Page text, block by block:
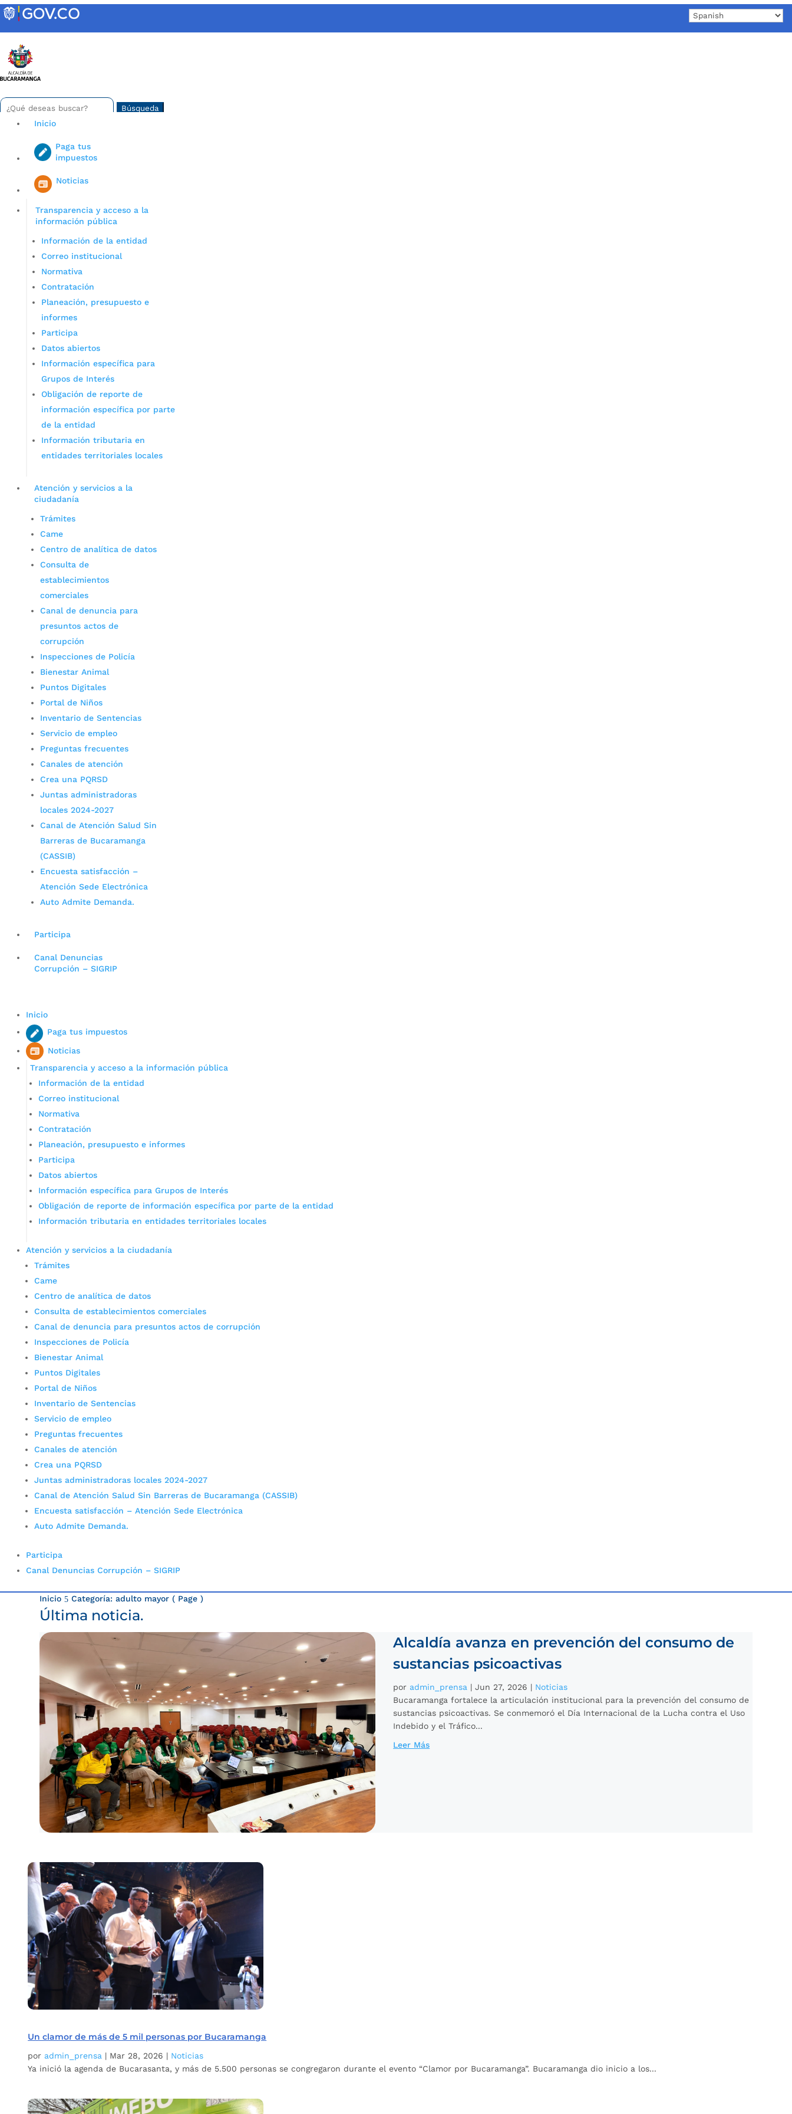
Skip
to
Buscar:
Search
for...
Iniciar sesión en gov co
Inicio
Paga tus
impuestos
Noticias
Transparencia y acceso a la
información pública
Información de la entidad
Correo institucional
Normativa
Contratación
Planeación, presupuesto e
informes
Participa
Datos abiertos
Información específica para
Grupos de Interés
Obligación de reporte de
información específica por parte
de la entidad
Información tributaria en
entidades territoriales locales
Atención y servicios a la
ciudadanía
Trámites
Came
Centro de analítica de datos
Consulta de
establecimientos
comerciales
Canal de denuncia para
presuntos actos de
corrupción
Inspecciones de Policía
Bienestar Animal
Puntos Digitales
Portal de Niños
Inventario de Sentencias
Servicio de empleo
Preguntas frecuentes
Canales de atención
Crea una PQRSD
Juntas administradoras
locales 2024-2027
Canal de Atención Salud Sin
Barreras de Bucaramanga
(CASSIB)
Encuesta satisfacción –
Atención Sede Electrónica
Auto Admite Demanda.
Participa
Canal Denuncias
Corrupción – SIGRIP
Inicio
Paga tus impuestos
Noticias
Transparencia y acceso a la información pública
Información de la entidad
Correo institucional
Normativa
Contratación
Planeación, presupuesto e informes
Participa
Datos abiertos
Información específica para Grupos de Interés
Obligación de reporte de información específica por parte de la entidad
Información tributaria en entidades territoriales locales
Atención y servicios a la ciudadanía
Trámites
Came
Centro de analítica de datos
Consulta de establecimientos comerciales
Canal de denuncia para presuntos actos de corrupción
Inspecciones de Policía
Bienestar Animal
Puntos Digitales
Portal de Niños
Inventario de Sentencias
Servicio de empleo
Preguntas frecuentes
Canales de atención
Crea una PQRSD
Juntas administradoras locales 2024-2027
Canal de Atención Salud Sin Barreras de Bucaramanga (CASSIB)
Encuesta satisfacción – Atención Sede Electrónica
Auto Admite Demanda.
Participa
Canal Denuncias Corrupción – SIGRIP
Inicio 5 Categoría: adulto mayor ( Page )
Última noticia.
Alcaldía avanza en prevención del consumo de
sustancias psicoactivas
por admin_prensa |Jun 27, 2026 | Noticias
Bucaramanga fortalece la articulación institucional para la prevención del consumo de
sustancias psicoactivas. Se conmemoró el Día Internacional de la Lucha contra el Uso
Indebido y el Tráfico...
Leer Más
Un clamor de más de 5 mil personas por Bucaramanga
por admin_prensa | Mar 28, 2026 | Noticias
Ya inició la agenda de Bucarasanta, y más de 5.500 personas se congregaron durante el evento “Clamor por Bucaramanga”. Bucaramanga dio inicio a los...